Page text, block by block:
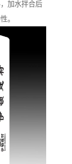
加水拌合后
。